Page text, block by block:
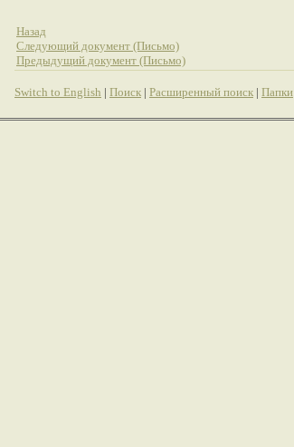
Назад
Следующий документ (Письмо)
Предыдущий документ (Письмо)
Switch to English | Поиск | Расширенный поиск | Папки